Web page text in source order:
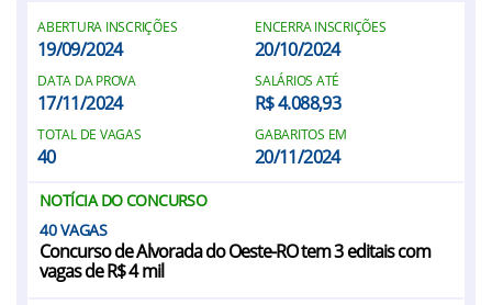
ABERTURA INSCRIÇÕES
19/09/2024
ENCERRA INSCRIÇÕES
20/10/2024
DATA DA PROVA
17/11/2024
SALÁRIOS ATÉ
R$ 4.088,93
TOTAL DE VAGAS
40
GABARITOS EM
20/11/2024
NOTÍCIA DO CONCURSO
40
Concurso de Alvorada do Oeste-RO tem 3 editais com
vagas de R$ 4 mil